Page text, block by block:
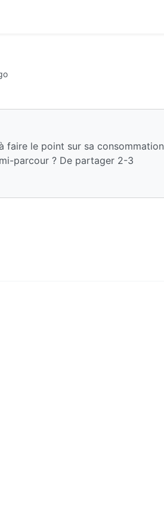
faire le point sur sa consommation
parcour ? De partager 2-3